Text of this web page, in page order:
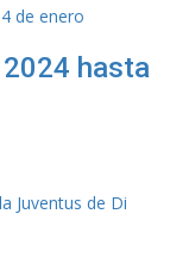
hasta